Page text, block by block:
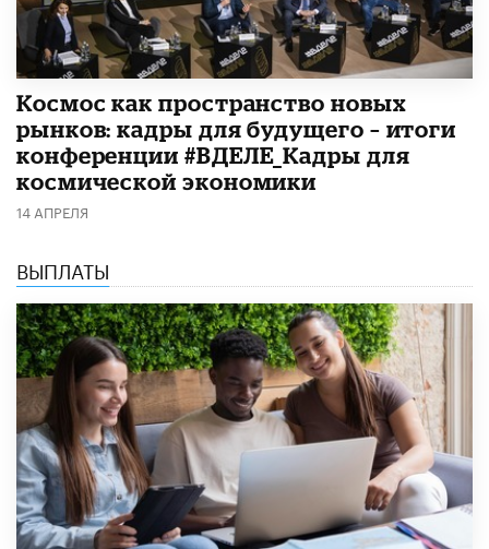
Космос как пространство новых
рынков: кадры для будущего – итоги
конференции #ВДЕЛЕ_Кадры для
космической экономики
14 АПРЕЛЯ
ВЫПЛАТЫ